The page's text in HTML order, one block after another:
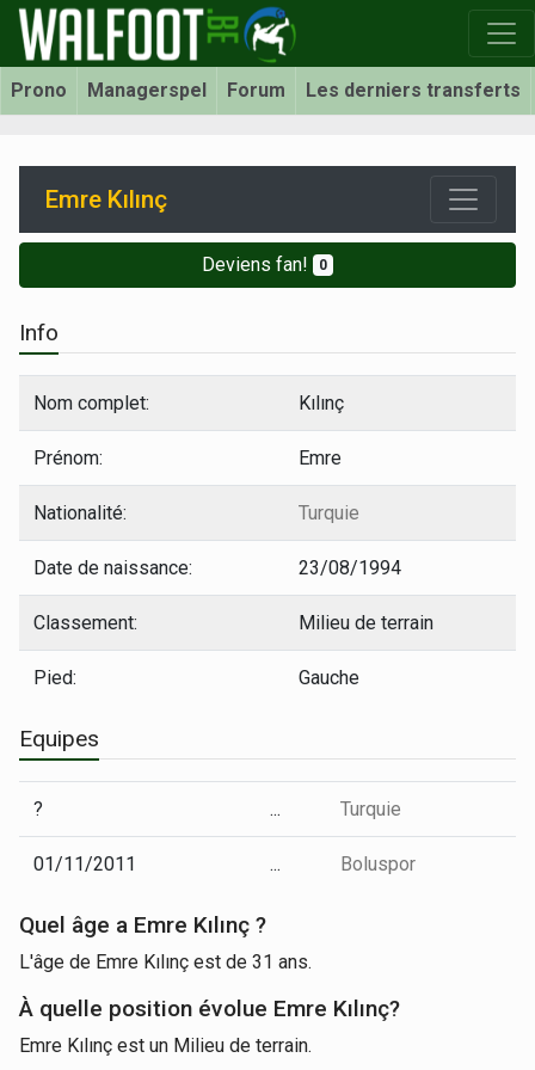
Prono Managerspel Forum Les derniers transferts
Emre Kılınç
Deviens fan! 0
Info
Nom complet: Kılınç
Prénom: Emre
Nationalité: Turquie
Date de naissance: 23/08/1994
Classement: Milieu de terrain
Pied: Gauche
Equipes
? ... Turquie
01/11/2011 ... Boluspor
Quel âge a Emre Kılınç ?
L'âge de Emre Kılınç est de 31 ans.
À quelle position évolue Emre Kılınç?
Emre Kılınç est un Milieu de terrain.